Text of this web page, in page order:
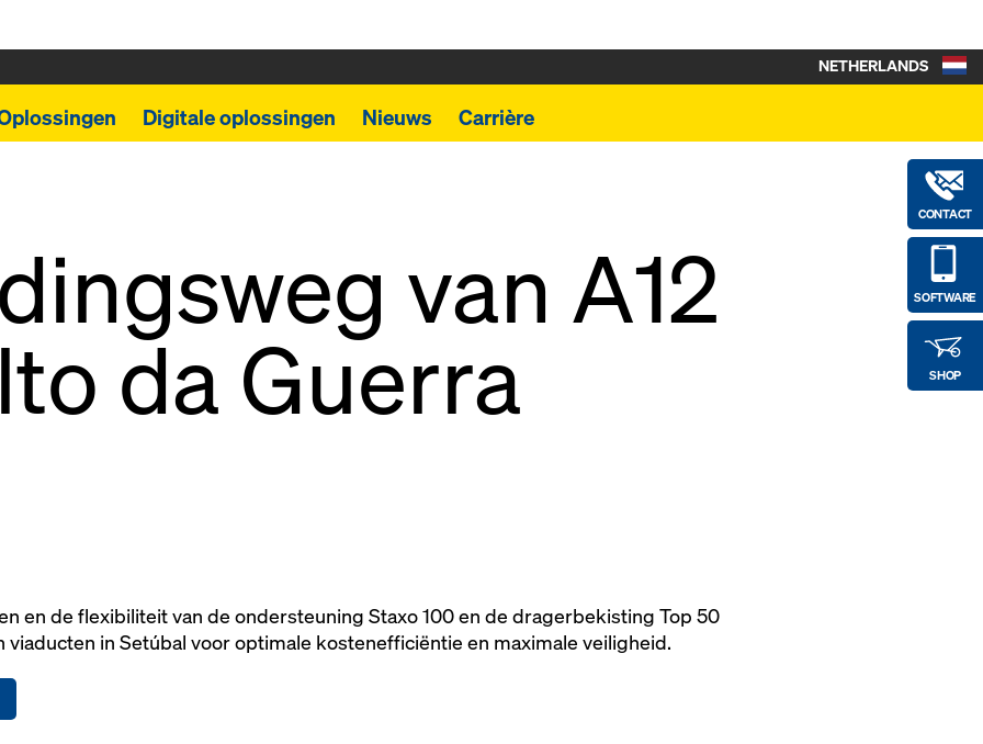
Digitale oplossingen Nieuws Carrière
CONTACT
SOFTWARE
SHOP
NETHERLANDS
van A12
da Guerra
en de flexibiliteit van de ondersteuning Staxo 100 en de dragerbekisting Top 50
in Setúbal voor optimale kostenefficiëntie en maximale veiligheid.